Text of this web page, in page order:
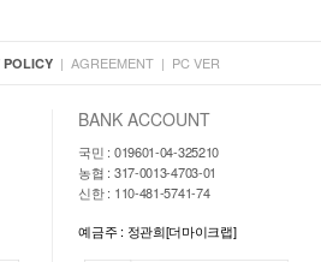
POLICY | AGREEMENT | PC VER
BANK ACCOUNT
국민 : 019601-04-325210
농협 : 317-0013-4703-01
신한 : 110-481-5741-74
예금주 : 정관희[더마이크랩]